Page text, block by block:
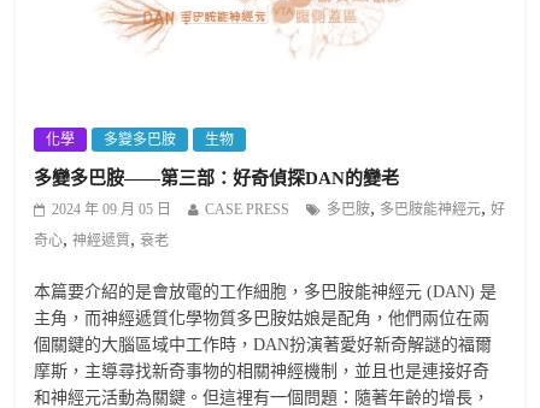
化學 多變多巴胺 生物
多變多巴胺——第三部：好奇偵探DAN的變老
2024 年 09 月 05 日 CASE PRESS 多巴胺, 多巴胺能神經元,好
奇心,神經遞質,衰老
本篇要介紹的是會放電的工作細胞，多巴胺能神經元 (DAN) 是
主角，而神經遞質化學物質多巴胺姑娘是配角，他們兩位在兩
個關鍵的大腦區域中工作時，DAN扮演著愛好新奇解謎的福爾
摩斯，主導尋找新奇事物的相關神經機制，並且也是連接好奇
和神經元活動為關鍵。但這裡有一個問題：隨著年齡的增長，